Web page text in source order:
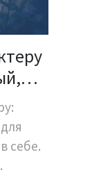
себе.